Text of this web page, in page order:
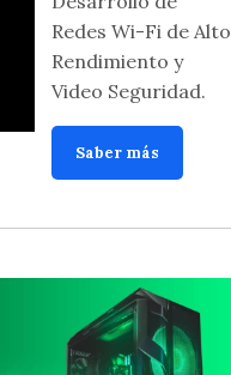
Redes Wi-Fi de Alto
Rendimiento y
Video Seguridad.
Saber más